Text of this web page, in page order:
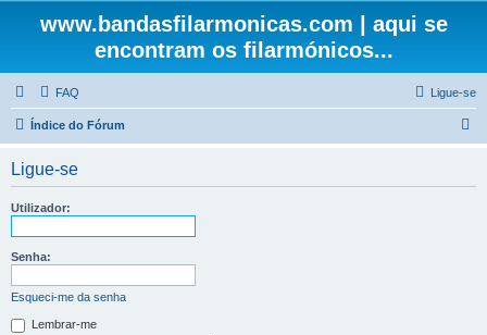
www.bandasfilarmonicas.com | aqui se
encontram os filarmónicos...
FAQ Ligue-se
Índice do Fórum
Ligue-se
Utilizador:
Senha:
Esqueci-me da senha
Lembrar-me